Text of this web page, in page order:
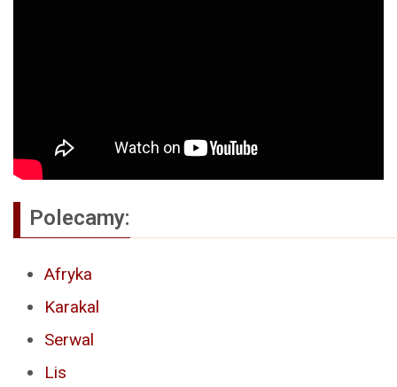
Polecamy:
Afryka
Karakal
Serwal
Lis